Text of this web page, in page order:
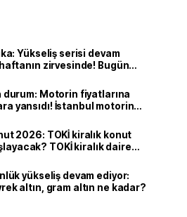
Yükseliş serisi devam
zirvesinde! Bugün
durum: Motorin fiyatlarına
yansıdı! İstanbul motorin
2026: TOKİ kiralık konut
TOKİ kiralık daire
yükseliş devam ediyor:
altın, gram altın ne kadar?